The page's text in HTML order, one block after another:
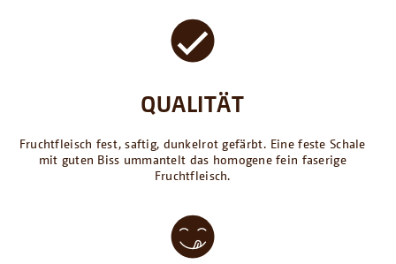
QUALITÄT
Fruchtfleisch fest, saftig, dunkelrot gefärbt. Eine feste Schale
mit guten Biss ummantelt das homogene fein faserige
Fruchtfleisch.